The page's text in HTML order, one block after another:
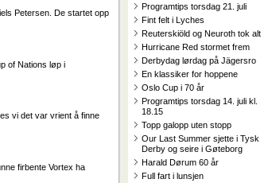
Programtips torsdag 21. juli
Fint felt i Lyches
Reuterskiöld og Neuroth tok alt
Hurricane Red stormet frem
Derbydag lørdag på Jägersro
En klassiker for hoppene
Oslo Cup i 70 år
Programtips torsdag 14. juli kl.
18.15
Topp galopp uten stopp
Our Last Summer sjette i Tysk
Derby og seire i Gøteborg
Harald Dørum 60 år
Full fart i lunsjen
Petersen. De startet opp
of Nations løp i
vi det var vrient å finne
firbente Vortex ha